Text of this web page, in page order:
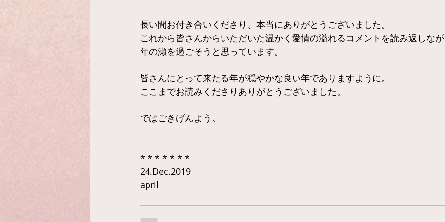
長い間お付き合いくださり、本当にありがとうございました。
これから皆さんからいただいた温かく愛情の溢れるコメントを読み返しな
年の瀬を過ごそうと思っています。
皆さんにとって来たる年が穏やかな良い年でありますように。
ここまでお読みくださりありがとうございました。
ではごきげんよう。
* * * * * * *
24.Dec.2019
april